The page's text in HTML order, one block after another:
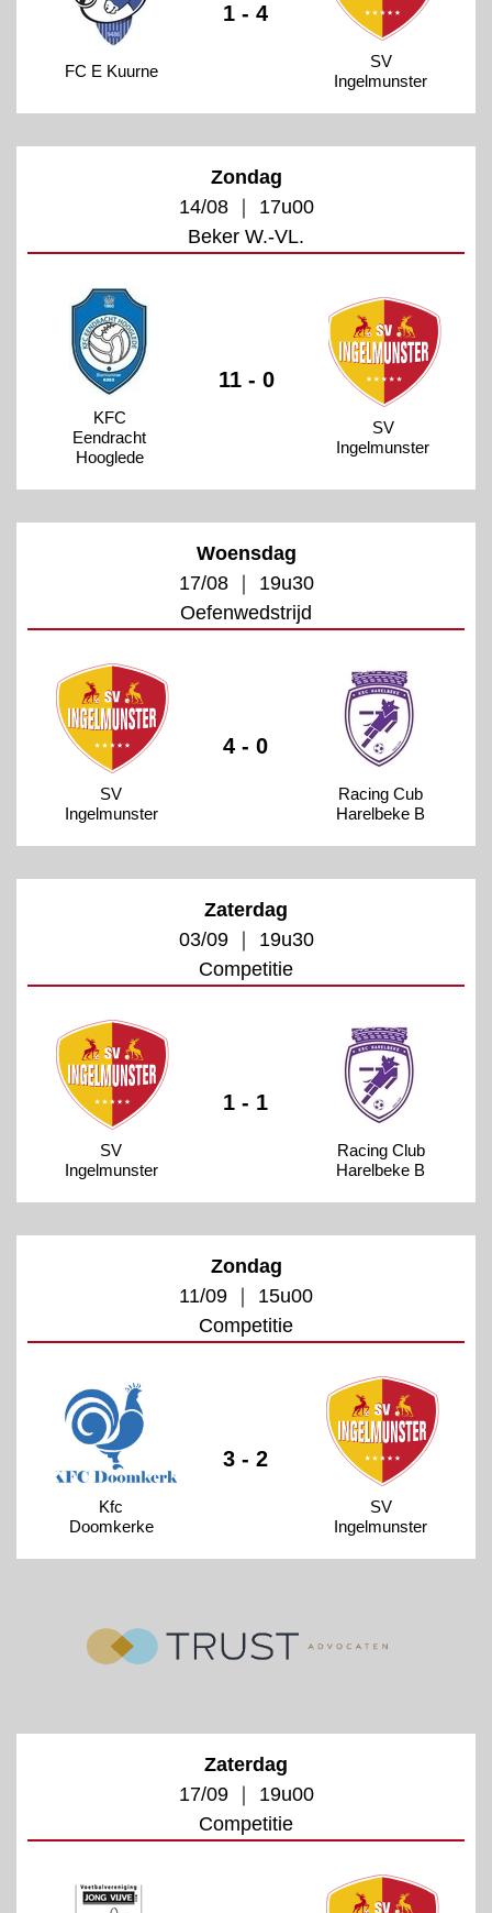
FC E Kuurne
1 - 4
SV
Ingelmunster
Zondag
14/08 ｜ 17u00
Beker W.-VL.
KFC
Eendracht
Hooglede
11 - 0
SV
Ingelmunster
Woensdag
17/08 ｜ 19u30
Oefenwedstrijd
SV
Ingelmunster
4 - 0
Racing Cub
Harelbeke B
Zaterdag
03/09 ｜ 19u30
Competitie
SV
Ingelmunster
1 - 1
Racing Club
Harelbeke B
Zondag
11/09 ｜ 15u00
Competitie
Kfc
Doomkerke
3 - 2
SV
Ingelmunster
Zaterdag
17/09 ｜ 19u00
Competitie